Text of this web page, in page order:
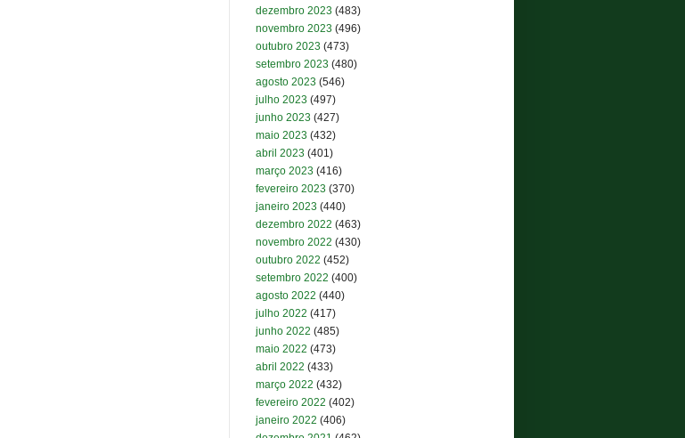
dezembro 2023 (483)
novembro 2023 (496)
outubro 2023 (473)
setembro 2023 (480)
agosto 2023 (546)
julho 2023 (497)
junho 2023 (427)
maio 2023 (432)
abril 2023 (401)
março 2023 (416)
fevereiro 2023 (370)
janeiro 2023 (440)
dezembro 2022 (463)
novembro 2022 (430)
outubro 2022 (452)
setembro 2022 (400)
agosto 2022 (440)
julho 2022 (417)
junho 2022 (485)
maio 2022 (473)
abril 2022 (433)
março 2022 (432)
fevereiro 2022 (402)
janeiro 2022 (406)